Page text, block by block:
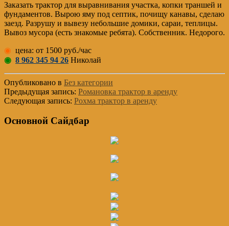
Заказать трактор для выравнивания участка, копки траншей и
фундаментов. Вырою яму под септик, почищу канавы, сделаю
заезд. Разрушу и вывезу небольшие домики, сараи, теплицы.
Вывоз мусора (есть знакомые ребята). Собственник. Недорого.
◉ цена: от 1500 руб./час
◉ 8 962 345 94 26 Николай
Опубликовано в Без категории
Предыдущая запись: Романовка трактор в аренду
Следующая запись: Рохма трактор в аренду
Основной Сайдбар